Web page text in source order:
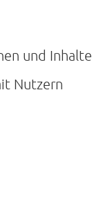
und Inhalte
Nutzern